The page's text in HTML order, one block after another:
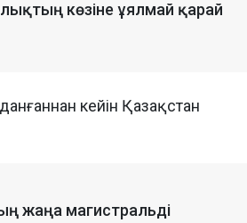
көзіне ұялмай қарай
кейін Қазақстан
жаңа магистральді